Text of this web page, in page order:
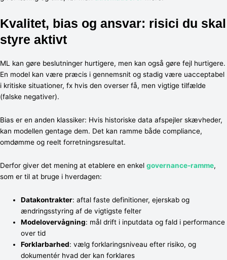
Kvalitet, bias og ansvar: risici du skal
styre aktivt
ML kan gøre beslutninger hurtigere, men kan også gøre fejl hurtigere.
En model kan være præcis i gennemsnit og stadig være uacceptabel
i kritiske situationer, fx hvis den overser få, men vigtige tilfælde
(falske negativer).
Bias er en anden klassiker: Hvis historiske data afspejler skævheder,
kan modellen gentage dem. Det kan ramme både compliance,
omdømme og reelt forretningsresultat.
Derfor giver det mening at etablere en enkel governance-ramme,
som er til at bruge i hverdagen:
Datakontrakter: aftal faste definitioner, ejerskab og
ændringsstyring af de vigtigste felter
Modelovervågning: mål drift i inputdata og fald i performance
over tid
Forklarbarhed: vælg forklaringsniveau efter risiko, og
dokumentér hvad der kan forklares